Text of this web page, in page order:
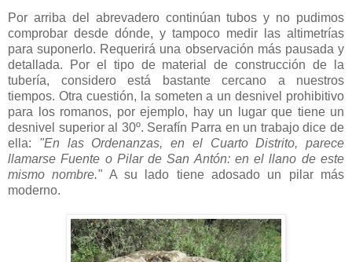
Por arriba del abrevadero continúan tubos y no pudimos
comprobar desde dónde, y tampoco medir las altimetrías
para suponerlo. Requerirá una observación más pausada y
detallada. Por el tipo de material de construcción de la
tubería, considero está bastante cercano a nuestros
tiempos. Otra cuestión, la someten a un desnivel prohibitivo
para los romanos, por ejemplo, hay un lugar que tiene un
desnivel superior al 30º. Serafín Parra en un trabajo dice de
ella: "En las Ordenanzas, en el Cuarto Distrito, parece
llamarse Fuente o Pilar de San Antón: en el llano de este
mismo nombre." A su lado tiene adosado un pilar más
moderno.